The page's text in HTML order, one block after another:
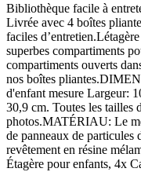
Bibliothèque facile à
Livrée avec 4 boîtes
faciles
superbes compartiments
compartiments ouverts
nos boîtes
d'enfant mesure Largeur:
30,9 cm. Toutes les tailles
photos.MATÉRIAU: Le
de panneaux de particules
revêtement en résine
Étagère pour enfants, 4x